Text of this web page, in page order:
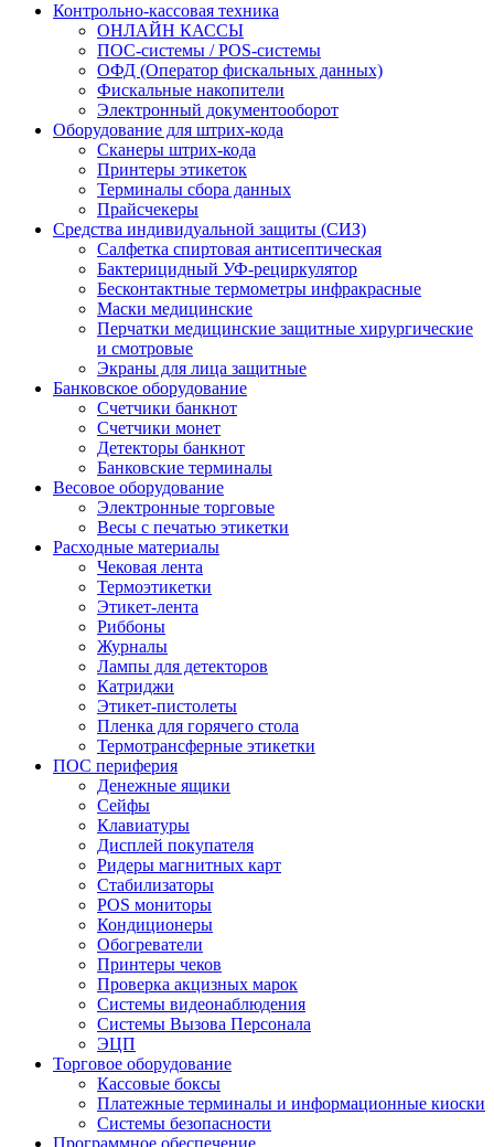
Контрольно-кассовая техника
ОНЛАЙН КАССЫ
ПОС-системы / POS-системы
ОФД (Оператор фискальных данных)
Фискальные накопители
Электронный документооборот
Оборудование для штрих-кода
Сканеры штрих-кода
Принтеры этикеток
Терминалы сбора данных
Прайсчекеры
Средства индивидуальной защиты (СИЗ)
Салфетка спиртовая антисептическая
Бактерицидный УФ-рециркулятор
Бесконтактные термометры инфракрасные
Маски медицинские
Перчатки медицинские защитные хирургические
и смотровые
Экраны для лица защитные
Банковское оборудование
Счетчики банкнот
Счетчики монет
Детекторы банкнот
Банковские терминалы
Весовое оборудование
Электронные торговые
Весы с печатью этикетки
Расходные материалы
Чековая лента
Термоэтикетки
Этикет-лента
Риббоны
Журналы
Лампы для детекторов
Катриджи
Этикет-пистолеты
Пленка для горячего стола
Термотрансферные этикетки
ПОС периферия
Денежные ящики
Сейфы
Клавиатуры
Дисплей покупателя
Ридеры магнитных карт
Стабилизаторы
POS мониторы
Кондиционеры
Обогреватели
Принтеры чеков
Проверка акцизных марок
Системы видеонаблюдения
Системы Вызова Персонала
ЭЦП
Торговое оборудование
Кассовые боксы
Платежные терминалы и информационные киоски
Системы безопасности
Программное обеспечение